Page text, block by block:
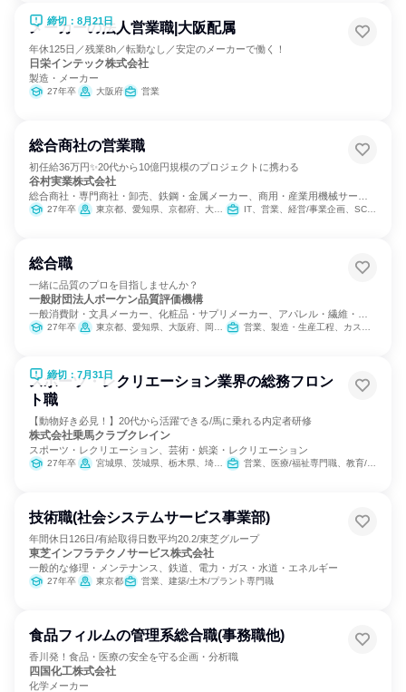
締切：8月21日
メーカーの法人営業職|大阪配属
年休125日／残業8h／転勤なし／安定のメーカーで働く！
日栄インテック株式会社
製造・メーカー
27年卒 大阪府 営業
総合商社の営業職
初任給36万円✨20代から10億円規模のプロジェクトに携わる
谷村実業株式会社
総合商社・専門商社・卸売、鉄鋼・金属メーカー、商用・産業用機械サービ
ス
27年卒 東京都、愛知県、京都府、大阪府、兵庫県 IT、営業、経営/事業企画、SCM/生産管理/購買/物流、バックオフィス・事務・受付、商品企画、マーケティング・広告・宣伝
総合職
一緒に品質のプロを目指しませんか？
一般財団法人ボーケン品質評価機構
一般消費財・文具メーカー、化粧品・サプリメーカー、アパレル・繊維・ス
ポーツメーカー
27年卒 東京都、愛知県、大阪府、岡山県 営業、製造・生産工程、カスタマーサクセス
締切：7月31日
スポーツ・レクリエーション業界の総務フロン
ト職
【動物好き必見！】20代から活躍できる/馬に乗れる内定者研修
株式会社乗馬クラブクレイン
スポーツ・レクリエーション、芸術・娯楽・レクリエーション
27年卒 宮城県、茨城県、栃木県、埼玉県、千葉県、東京都、神奈川県、石川県、岐阜県、三重県、大阪府、兵庫県、奈良県、岡山県、広島県、山口県、福岡県、大分県 営業、医療/福祉専門職、教育/保育専門職、小売販売/流通、バックオフィス・事務・受付、総務
技術職(社会システムサービス事業部)
年間休日126日/有給取得日数平均20.2/東芝グループ
東芝インフラテクノサービス株式会社
一般的な修理・メンテナンス、鉄道、電力・ガス・水道・エネルギー
27年卒 東京都 営業、建築/土木/プラント専門職
食品フィルムの管理系総合職(事務職他)
香川発！食品・医療の安全を守る企画・分析職
四国化工株式会社
化学メーカー